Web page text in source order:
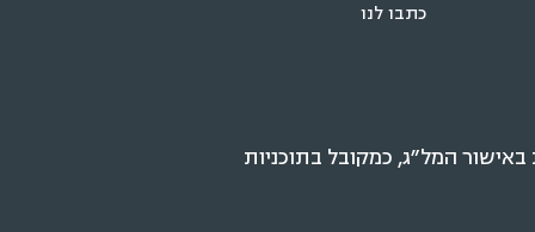
כתבו לנו
המל״ג, כמקובל בתוכניות